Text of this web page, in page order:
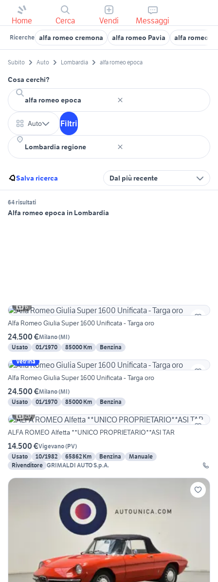
Home Cerca Vendi Messaggi
Ricerche alfa romeo cremona alfa romeo Pavia alfa romeo
Subito Auto Lombardia alfa romeo epoca
Cosa cerchi?
Auto Filtri
Salva ricerca Dal più recente
64 risultati
Alfa romeo epoca in Lombardia
6
Alfa Romeo Giulia Super 1600 Unificata - Targa oro
24.500 €Milano(MI)
Usato
01/1970 85000 Km
Benzina
Vetrina
Alfa Romeo Giulia Super 1600 Unificata - Targa oro
24.500 €Milano(MI)
Usato
01/1970 85000 Km
Benzina
20
ALFA ROMEO Alfetta **UNICO PROPRIETARIO**ASI TAR
14.500 €Vigevano(PV)
Usato
10/1982 65862 Km Benzina
Manuale
Rivenditore GRIMALDI AUTO S.p.A.